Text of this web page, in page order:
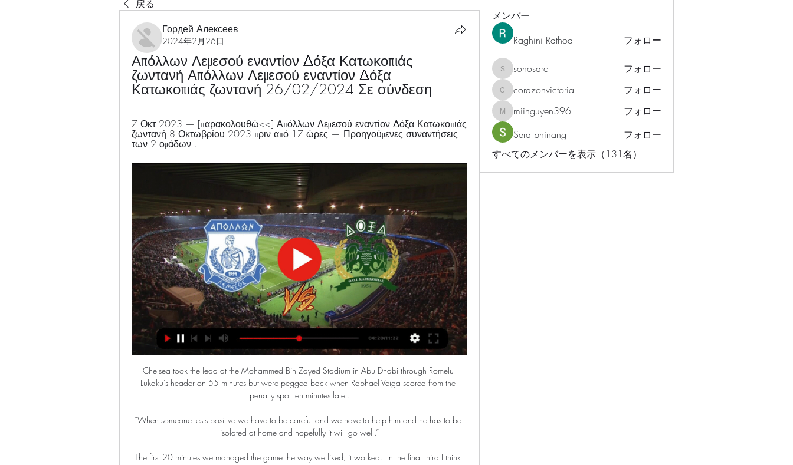
戻る
Гордей Алексеев
2024年2月26日
Απόλλων Λεμεσού εναντίον Δόξα Κατωκοπιάς
ζωντανή Απόλλων Λεμεσού εναντίον Δόξα
Κατωκοπιάς ζωντανή 26/02/2024 Σε σύνδεση
7 Οκτ 2023 — [παρακολουθώ<<] Απόλλων Λεμεσού εναντίον Δόξα Κατωκοπιάς
ζωντανή 8 Οκτωβρίου 2023 πριν από 17 ώρες — Προηγούμενες συναντήσεις
των 2 ομάδων .
Chelsea took the lead at the Mohammed Bin Zayed Stadium in Abu Dhabi through Romelu
Lukaku’s header on 55 minutes but were pegged back when Raphael Veiga scored from the
penalty spot ten minutes later.
“When someone tests positive we have to be careful and we have to help him and he has to be
isolated at home and hopefully it will go well.”
The first 20 minutes we managed the game the way we liked, it worked.  In the final third I think
メンバー
Raghini Rathod フォロー
sonosarc
sonosarc フォロー
corazonvictoria
corazonvictoria フォロー
miinguyen396
miinguyen396
フォロー
Sera phinang
フォロー
すべてのメンバーを表示（131名）